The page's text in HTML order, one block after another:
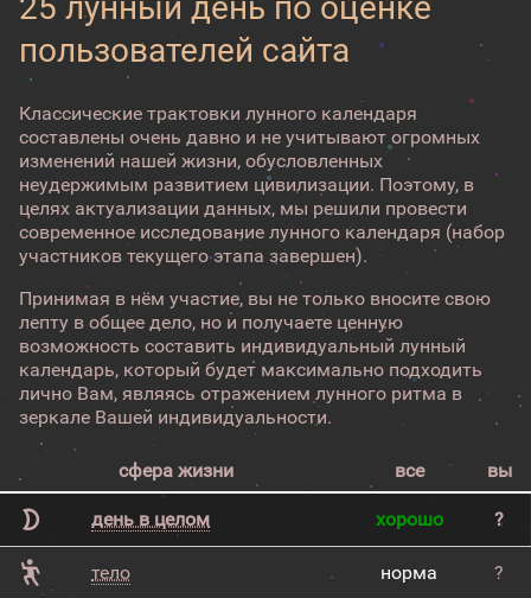
пользователей сайта
Классические трактовки лунного календаря
составлены очень давно и не учитывают огромных
изменений нашей жизни, обусловленных
неудержимым развитием цивилизации. Поэтому, в
целях актуализации данных, мы решили провести
современное исследование лунного календаря (набор
участников текущего этапа завершен).
Принимая в нём участие, вы не только вносите свою
лепту в общее дело, но и получаете ценную
возможность составить индивидуальный лунный
календарь, который будет максимально подходить
лично Вам, являясь отражением лунного ритма в
зеркале Вашей индивидуальности.
сфера жизни все вы
день в целом хорошо ?
тело норма ?